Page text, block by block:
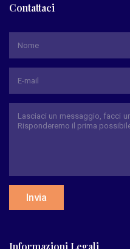
Contattaci
Invia
Informazioni Legali